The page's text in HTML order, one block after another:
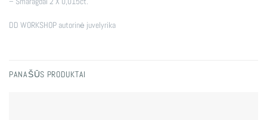
DD WORKSHOP autorinė juvelyrika
PANAŠŪS PRODUKTAI